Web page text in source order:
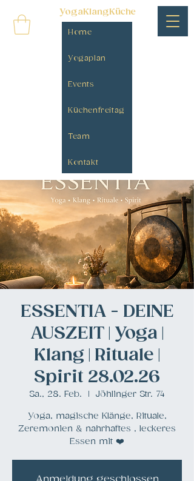
Home
Yogaplan
Events
Küchenfreitag
Team
Kontakt
YogaKlangKüche
ESSENTIA - DEINE
AUSZEIT | Yoga |
Klang | Rituale |
Spirit 28.02.26
Sa., 28. Feb.
  |
Jöhlinger Str. 74
Yoga, magische Klänge, Rituale,
Zeremonien & nahrhaftes , leckeres
Essen mit ❤️